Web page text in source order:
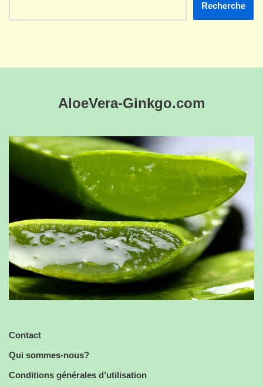
Recherche
AloeVera-Ginkgo.com
Contact
Qui sommes-nous?
Conditions générales d’utilisation